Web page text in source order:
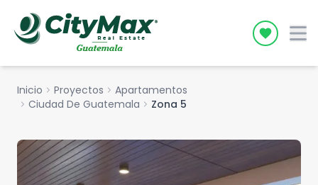
Icon
Inicio chevron_right Proyectos chevron_right Apartamentos
chevron_right Ciudad De Guatemala chevron_right Zona 5